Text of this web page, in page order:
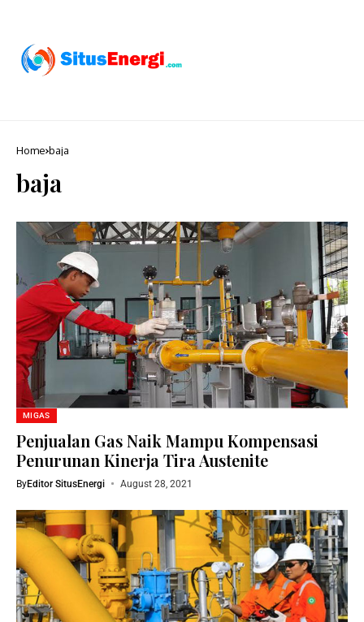
Home baja
baja
MIGAS
Penjualan Gas Naik Mampu Kompensasi
Penurunan Kinerja Tira Austenite
ByEditor SitusEnergi August 28, 2021